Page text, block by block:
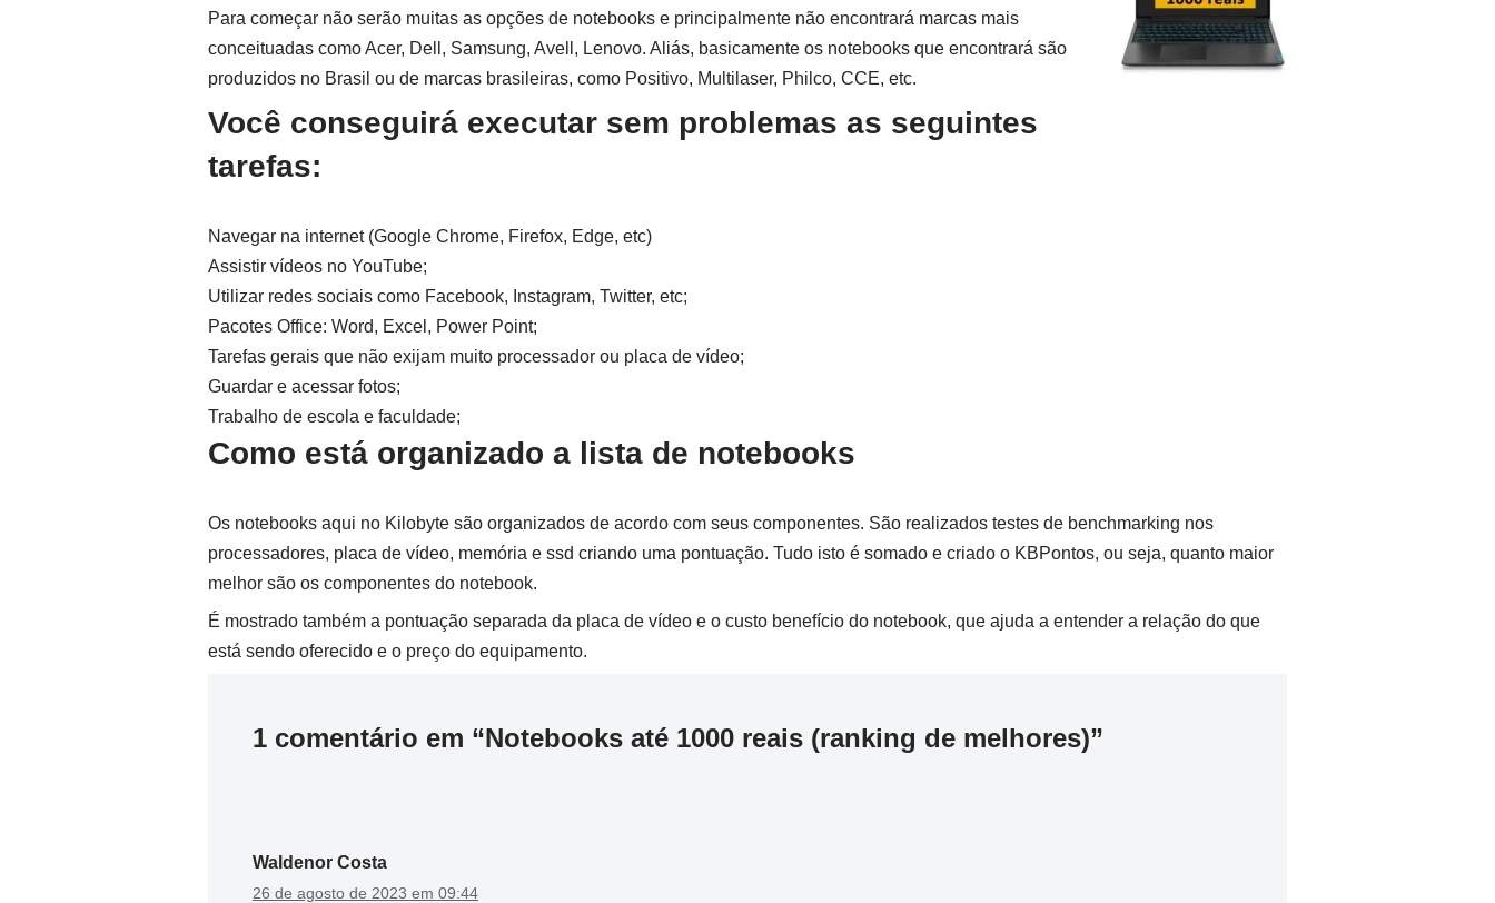
Para começar não serão muitas as opções de notebooks e principalmente não encontrará marcas mais
conceituadas como Acer, Dell, Samsung, Avell, Lenovo. Aliás, basicamente os notebooks que encontrará são
produzidos no Brasil ou de marcas brasileiras, como Positivo, Multilaser, Philco, CCE, etc.
Você conseguirá executar sem problemas as seguintes
tarefas:
Navegar na internet (Google Chrome, Firefox, Edge, etc)
Assistir vídeos no YouTube;
Utilizar redes sociais como Facebook, Instagram, Twitter, etc;
Pacotes Office: Word, Excel, Power Point;
Tarefas gerais que não exijam muito processador ou placa de vídeo;
Guardar e acessar fotos;
Trabalho de escola e faculdade;
Como está organizado a lista de notebooks
Os notebooks aqui no Kilobyte são organizados de acordo com seus componentes. São realizados testes de benchmarking nos
processadores, placa de vídeo, memória e ssd criando uma pontuação. Tudo isto é somado e criado o KBPontos, ou seja, quanto maior
melhor são os componentes do notebook.
É mostrado também a pontuação separada da placa de vídeo e o custo benefício do notebook, que ajuda a entender a relação do que
está sendo oferecido e o preço do equipamento.
1 comentário em “Notebooks até 1000 reais (ranking de melhores)”
Waldenor Costa
26 de agosto de 2023 em 09:44